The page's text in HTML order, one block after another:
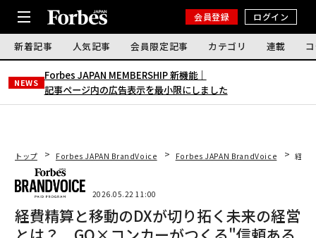
会員登録 ログイン
新着記事 人気記事 会員限定記事 カテゴリ 連載
NEWS
Forbes JAPAN MEMBERSHIP 新機能｜
記事ページ内の広告表示を最小限にしました
トップ Forbes JAPAN BrandVoice Forbes JAPAN BrandVoice 経費
2026.05.22 11:00
経費精算と移動のDXが切り拓く未来の経営